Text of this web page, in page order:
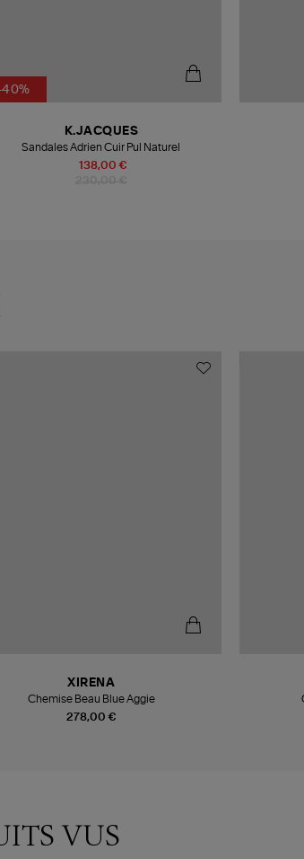
40%
138,00 €
K.JACQUES
Sandales Adrien Cuir Pul Naturel
278,00 €
XIRENA
Chemise Beau Blue Aggie
VUS